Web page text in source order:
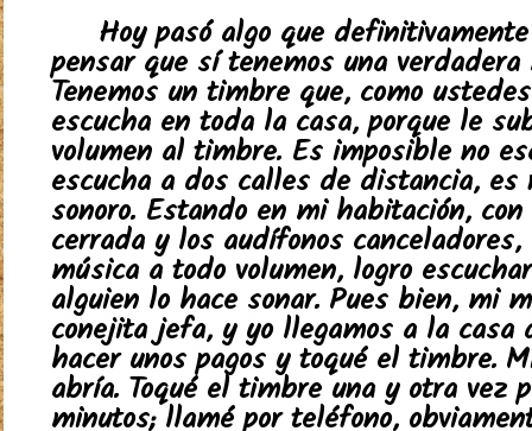
Hoy pasó algo que
pensar que sí tenemos una verdadera
Tenemos un timbre que, como
escucha en toda la casa, porque le
volumen al timbre. Es imposible no
escucha a dos calles de distancia,
sonoro. Estando en mi habitación,
cerrada y los audífonos canceladores,
música a todo volumen, logro
alguien lo hace sonar. Pues bien, mi
conejita jefa, y yo llegamos a la casa
hacer unos pagos y toqué el timbre.
abría. Toqué el timbre una y otra vez